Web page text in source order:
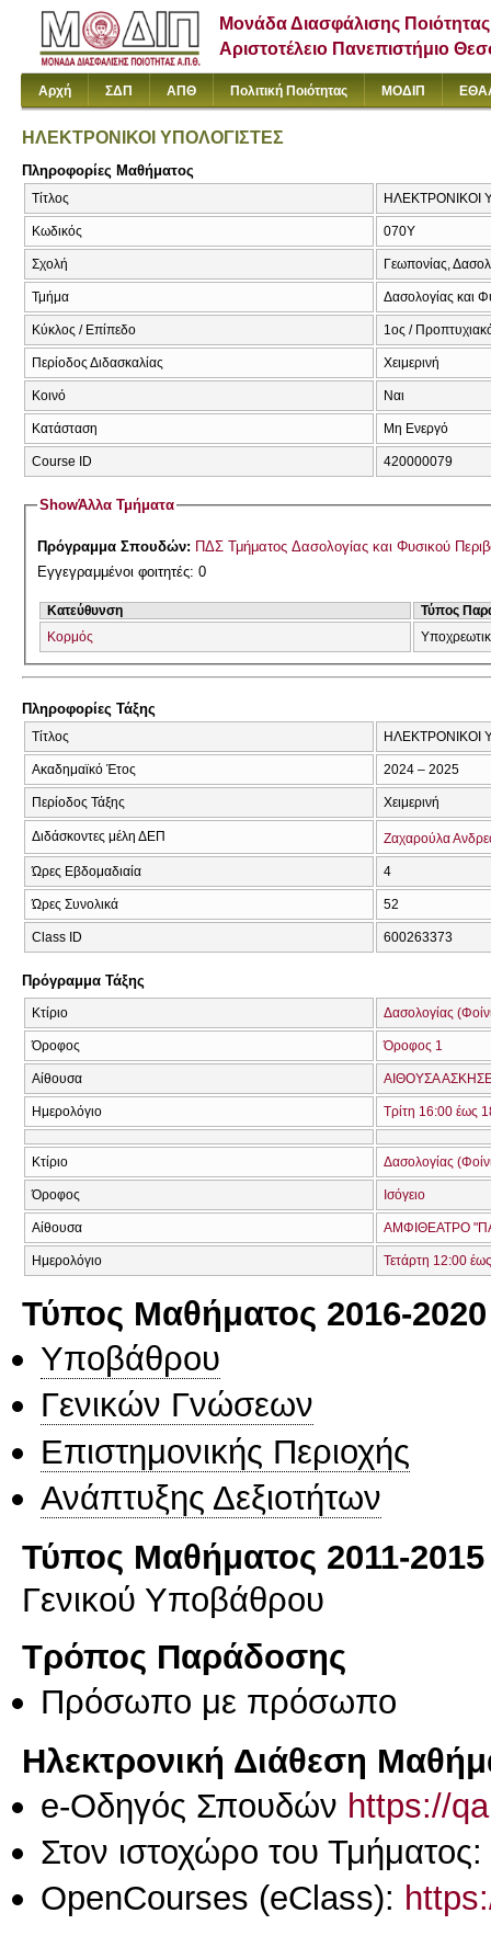
Μονάδα Διασφάλισης Ποιότητας
Αριστοτέλειο Πανεπιστήμιο
Αρχή ΣΔΠ ΑΠΘ Πολιτική Ποιότητας ΜΟΔΙΠ
ΗΛΕΚΤΡΟΝΙΚΟΙ ΥΠΟΛΟΓΙΣΤΕΣ
Πληροφορίες Μαθήματος
Τίτλος ΗΛΕΚΤΡΟΝΙΚΟΙ
Κωδικός 070Υ
Σχολή Γεωπονίας,
Τμήμα Δασολογίας και
Κύκλος / Επίπεδο 1ος /
Περίοδος Διδασκαλίας Χειμερινή
Κοινό Ναι
Κατάσταση Μη Ενεργό
Course ID 420000079
ShowΆλλα Τμήματα
Πρόγραμμα Σπουδών: ΠΔΣ Τμήματος Δασολογίας και Φυσικού
Εγγεγραμμένοι φοιτητές: 0
Κατεύθυνση
Τύπος
Κορμός
Πληροφορίες Τάξης
Τίτλος ΗΛΕΚΤΡΟΝΙΚΟΙ
Ακαδημαϊκό Έτος 2024 – 2025
Περίοδος Τάξης Χειμερινή
Διδάσκοντες μέλη ΔΕΠ Ζαχαρούλα
Ώρες Εβδομαδιαία 4
Ώρες Συνολικά 52
Class ID 600263373
Πρόγραμμα Τάξης
Κτίριο Δασολογίας
Όροφος Όροφος 1
Αίθουσα ΑΙΘΟΥΣΑ
Ημερολόγιο Τρίτη 16:00 έως
Κτίριο Δασολογίας
Όροφος Ισόγειο
Αίθουσα ΑΜΦΙΘΕΑΤΡΟ
Ημερολόγιο Τετάρτη 12:00
Τύπος Μαθήματος 2016-2020
Υποβάθρου
Γενικών Γνώσεων
Επιστημονικής Περιοχής
Ανάπτυξης Δεξιοτήτων
Τύπος Μαθήματος 2011-2015
Γενικού Υποβάθρου
Τρόπος Παράδοσης
Πρόσωπο με πρόσωπο
Ηλεκτρονική Διάθεση
e-Οδηγός Σπουδών https://
Στον ιστοχώρο του Τμήματος:
OpenCourses (eClass):